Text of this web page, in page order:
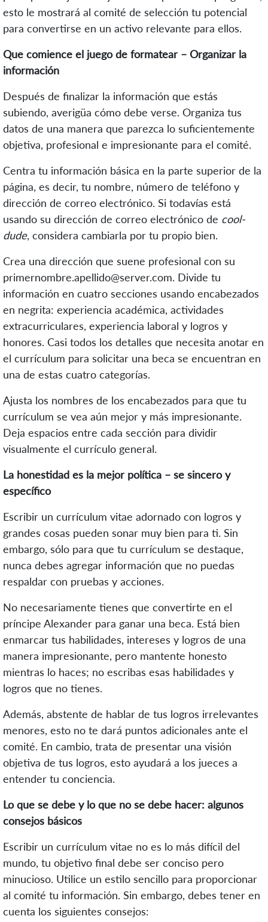
esto le mostrará al comité de selección tu potencial
para convertirse en un activo relevante para ellos.
Que comience el juego de formatear – Organizar la
información
Después de finalizar la información que estás
subiendo, averigüa cómo debe verse. Organiza tus
datos de una manera que parezca lo suficientemente
objetiva, profesional e impresionante para el comité.
Centra tu información básica en la parte superior de la
página, es decir, tu nombre, número de teléfono y
dirección de correo electrónico. Si todavías está
usando su dirección de correo electrónico de cool-
dude, considera cambiarla por tu propio bien.
Crea una dirección que suene profesional con su
primernombre.apellido@server.com. Divide tu
información en cuatro secciones usando encabezados
en negrita: experiencia académica, actividades
extracurriculares, experiencia laboral y logros y
honores. Casi todos los detalles que necesita anotar en
el currículum para solicitar una beca se encuentran en
una de estas cuatro categorías.
Ajusta los nombres de los encabezados para que tu
currículum se vea aún mejor y más impresionante.
Deja espacios entre cada sección para dividir
visualmente el currículo general.
La honestidad es la mejor política – se sincero y
específico
Escribir un currículum vitae adornado con logros y
grandes cosas pueden sonar muy bien para ti. Sin
embargo, sólo para que tu currículum se destaque,
nunca debes agregar información que no puedas
respaldar con pruebas y acciones.
No necesariamente tienes que convertirte en el
príncipe Alexander para ganar una beca. Está bien
enmarcar tus habilidades, intereses y logros de una
manera impresionante, pero mantente honesto
mientras lo haces; no escribas esas habilidades y
logros que no tienes.
Además, abstente de hablar de tus logros irrelevantes
menores, esto no te dará puntos adicionales ante el
comité. En cambio, trata de presentar una visión
objetiva de tus logros, esto ayudará a los jueces a
entender tu conciencia.
Lo que se debe y lo que no se debe hacer: algunos
consejos básicos
Escribir un currículum vitae no es lo más difícil del
mundo, tu objetivo final debe ser conciso pero
minucioso. Utilice un estilo sencillo para proporcionar
al comité tu información. Sin embargo, debes tener en
cuenta los siguientes consejos: